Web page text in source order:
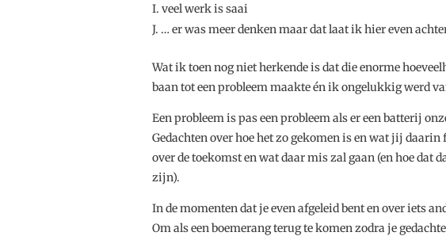
veel werk is saai
… er was meer denken maar dat laat ik hier even
Wat ik toen nog niet herkende is dat die enorme
baan tot een probleem maakte én ik ongelukkig werd
Een probleem is pas een probleem als er een batterij
Gedachten over hoe het zo gekomen is en wat jij
over de toekomst en wat daar mis zal gaan (en hoe dat
zijn).
In de momenten dat je even afgeleid bent en over iets
Om als een boemerang terug te komen zodra je